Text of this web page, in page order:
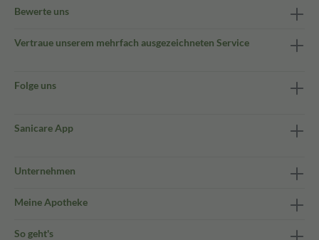
Bewerte uns
Vertraue unserem mehrfach ausgezeichneten Service
Folge uns
Sanicare App
Unternehmen
Meine Apotheke
So geht's